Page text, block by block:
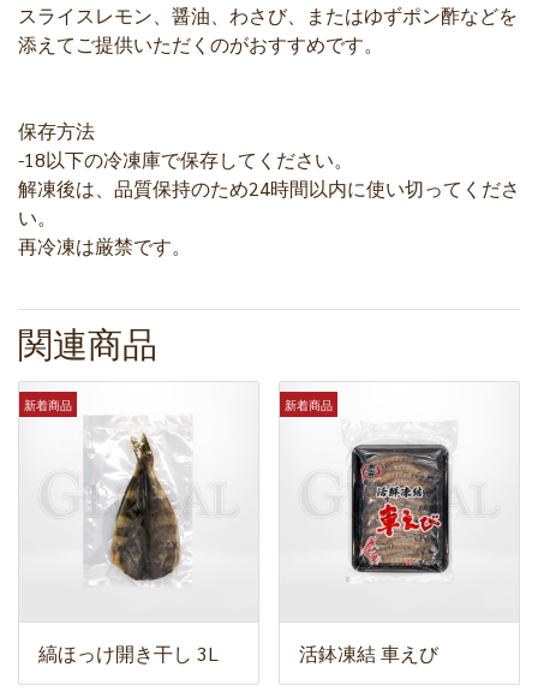
スライスレモン、醤油、わさび、またはゆずポン酢などを
添えてご提供いただくのがおすすめです。
保存方法
-18以下の冷凍庫で保存してください。
解凍後は、品質保持のため24時間以内に使い切ってくださ
い。
再冷凍は厳禁です。
関連商品
新着商品
縞ほっけ開き干し 3L
新着商品
活鉢凍結 車えび